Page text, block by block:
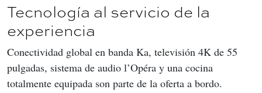
Tecnología al servicio de la
experiencia
Conectividad global en banda Ka, televisión 4K de 55
pulgadas, sistema de audio l’Opéra y una cocina
totalmente equipada son parte de la oferta a bordo.